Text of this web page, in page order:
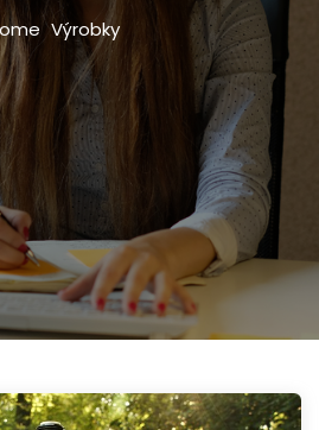
Výrobky